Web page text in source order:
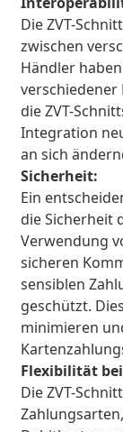
Die ZVT-
zwischen
Händler
verschiedener
die ZVT-
Integration
an sich
Sicherheit:
Ein
die Sicherheit
Verwendung
sicheren
sensiblen
geschützt.
minimieren
Flexibilität
Die ZVT-